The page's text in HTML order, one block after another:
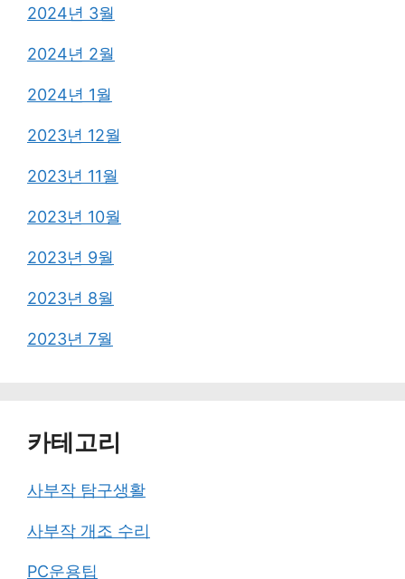
2024년 3월
2024년 2월
2024년 1월
2023년 12월
2023년 11월
2023년 10월
2023년 9월
2023년 8월
2023년 7월
카테고리
사부작 탐구생활
사부작 개조 수리
PC운용팁